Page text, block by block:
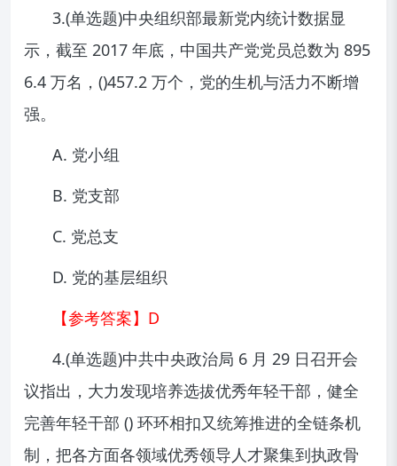
3.(单选题)中央组织部最新党内统计数据显
示，截至 2017 年底，中国共产党党员总数为 895
6.4 万名，()457.2 万个，党的生机与活力不断增
强。
A. 党小组
B. 党支部
C. 党总支
D. 党的基层组织
【参考答案】D
4.(单选题)中共中央政治局 6 月 29 日召开会
议指出，大力发现培养选拔优秀年轻干部，健全
完善年轻干部 () 环环相扣又统筹推进的全链条机
制，把各方面各领域优秀领导人才聚集到执政骨